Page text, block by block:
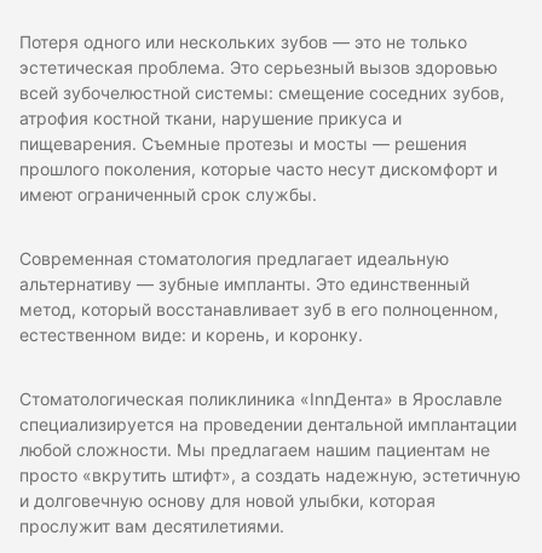
Потеря одного или нескольких зубов — это не только
эстетическая проблема. Это серьезный вызов здоровью
всей зубочелюстной системы: смещение соседних зубов,
атрофия костной ткани, нарушение прикуса и
пищеварения. Съемные протезы и мосты — решения
прошлого поколения, которые часто несут дискомфорт и
имеют ограниченный срок службы.
Современная стоматология предлагает идеальную
альтернативу — зубные импланты. Это единственный
метод, который восстанавливает зуб в его полноценном,
естественном виде: и корень, и коронку.
Стоматологическая поликлиника «InnДента» в Ярославле
специализируется на проведении дентальной имплантации
любой сложности. Мы предлагаем нашим пациентам не
просто «вкрутить штифт», а создать надежную, эстетичную
и долговечную основу для новой улыбки, которая
прослужит вам десятилетиями.